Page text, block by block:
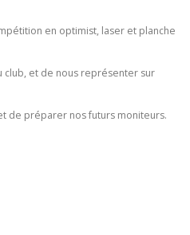
en optimist, laser et planche
club, et de nous représenter sur
de préparer nos futurs moniteurs.